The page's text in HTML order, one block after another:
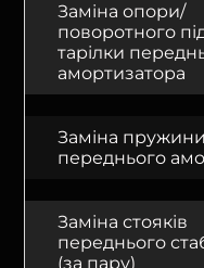
Заміна опори/
поворотного
тарілки
амортизатора
Заміна пружини
переднього
Заміна стояків
переднього
(за пару)